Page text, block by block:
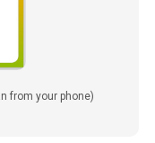
from your phone)